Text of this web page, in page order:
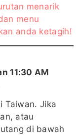
menarik
menu
anda ketagih!
11:30 AM
Taiwan. Jika
atau
di bawah